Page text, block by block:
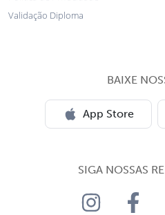
Validação Diploma
BAIXE
App Store
SIGA NOSSAS